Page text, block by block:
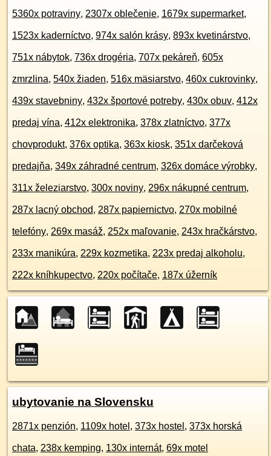
5360x potraviny, 2307x oblečenie, 1679x supermarket,
1523x kaderníctvo, 974x salón krásy, 893x kvetinárstvo,
751x nábytok, 736x drogéria, 707x pekáreň, 605x
zmrzlina, 540x žiaden, 516x mäsiarstvo, 460x cukrovinky,
439x stavebniny, 432x športové potreby, 430x obuv, 412x
predaj vína, 412x elektronika, 378x zlatníctvo, 377x
chovprodukt, 376x optika, 363x kiosk, 351x darčeková
predajňa, 349x záhradné centrum, 326x domáce výrobky,
311x železiarstvo, 300x noviny, 296x nákupné centrum,
287x lacný obchod, 287x papiernictvo, 270x mobilné
telefóny, 269x masáž, 252x maľovanie, 243x hračkárstvo,
233x manikúra, 229x kozmetika, 223x predaj alkoholu,
222x kníhkupectvo, 220x počítače, 187x úžerník
ubytovanie na Slovensku
2871x penzión, 1109x hotel , 373x hostel , 373x horská
chata, 238x kemping, 130x internát, 69x motel